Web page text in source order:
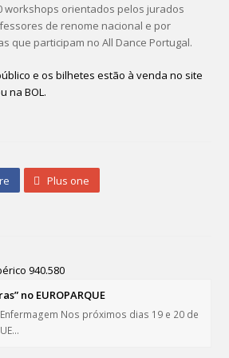
workshops orientados pelos jurados
de renome nacional e por
que participam no All Dance Portugal.
e os bilhetes estão à venda no site
na BOL.
Plus one
no EUROPARQUE
Nos próximos dias 19 e 20 de